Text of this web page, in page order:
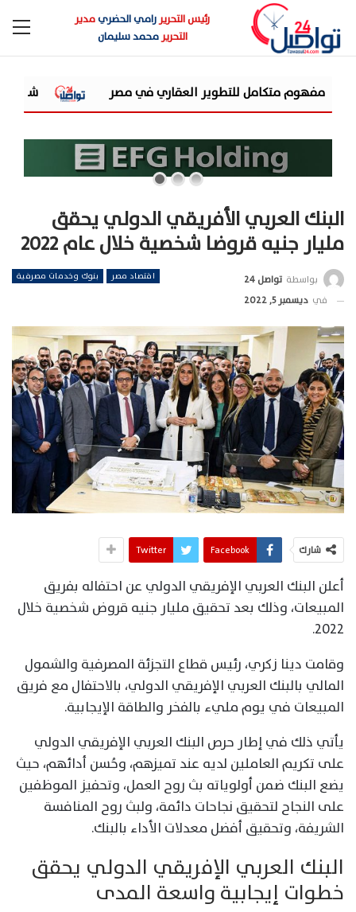
رئيس التحريررامي الحضريمدير
التحريرمحمد سليمان
شركة «AIG» تتعاون مع «CSCEC الصينية» بمشروع «AI Tower» بأعلى المعايير العالمية
البنك العربي الأفريقي الدولي يحقق
مليار جنيه قروضا شخصية خلال عام 2022
اقتصاد مصر بنوك وخدمات مصرفية بواسطة تواصل 24
في ديسمبر 5, 2022
شارك Facebook
Twitter
أعلن البنك العربي الإفريقي الدولي عن احتفاله بفريق
المبيعات، وذلك بعد تحقيق مليار جنيه قروض شخصية خلال
2022.
وقامت دينا زكري، رئيس قطاع التجزئة المصرفية والشمول
المالي بالبنك العربي الإفريقي الدولي، بالاحتفال مع فريق
المبيعات في يوم مليء بالفخر والطاقة الإيجابية.
يأتي ذلك في إطار حرص البنك العربي الإفريقي الدولي
على تكريم العاملين لديه عند تميزهم، وحُسن أدائهم، حيث
يضع البنك ضمن أولوياته بث روح العمل، وتحفيز الموظفين
على النجاح لتحقيق نجاحات دائمة، ولبث روح المنافسة
الشريفة، وتحقيق أفضل معدلات الأداء بالبنك.
البنك العربي الإفريقي الدولي يحقق
خطوات إيجابية واسعة المدى